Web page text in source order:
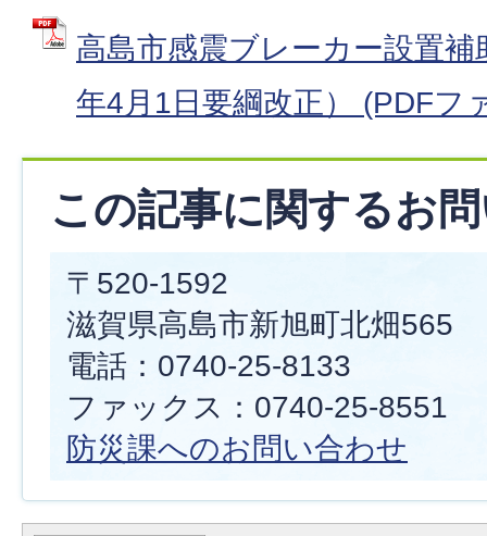
高島市感震ブレーカー設置
年4月1日要綱改正） (PDFフ
この記事に関するお
〒520-1592
滋賀県高島市新旭町北畑565
電話：0740-25-8133
ファックス：0740-25-8551
防災課へのお問い合わせ